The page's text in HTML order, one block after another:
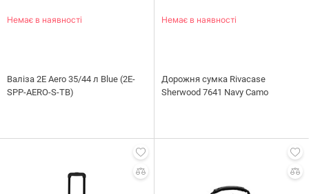
Немає в наявності
Валіза 2E Aero 35/44 л Blue (2E-
SPP-AERO-S-TB)
Немає в наявності
Дорожня сумка Rivacase
Sherwood 7641 Navy Camo